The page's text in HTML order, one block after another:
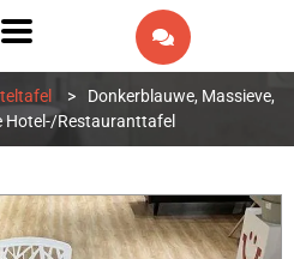
>
Donkerblauwe, Massieve,
Hotel-/restauranttafel